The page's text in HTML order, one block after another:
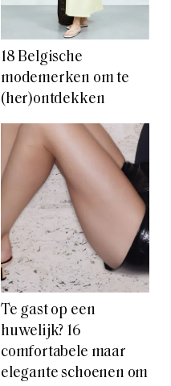
18 Belgische
modemerken om te
(her)ontdekken
Te gast op een
huwelijk? 16
comfortabele maar
elegante schoenen om